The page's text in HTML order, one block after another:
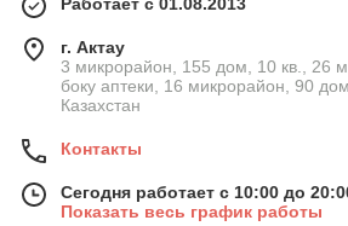
Работает с 01.08.2013
г. Актау
3 микрорайон, 155 дом, 10 кв., 26
боку аптеки, 16 микрорайон, 90
Казахстан
Контакты
Сегодня работает с 10:00 до
Показать весь график работы